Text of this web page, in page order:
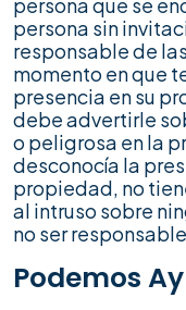
persona sin
responsable de
momento en que
presencia en su
debe advertirle
o peligrosa en la
desconocía la
propiedad, no
al intruso sobre
no ser
Podemos